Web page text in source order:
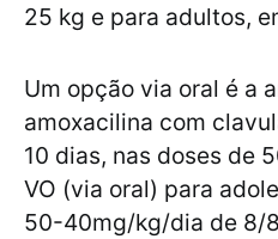
25 kg e para adultos,
Um opção via oral é a
amoxacilina com
10 dias, nas doses de
VO (via oral) para
50-40mg/kg/dia de 8/